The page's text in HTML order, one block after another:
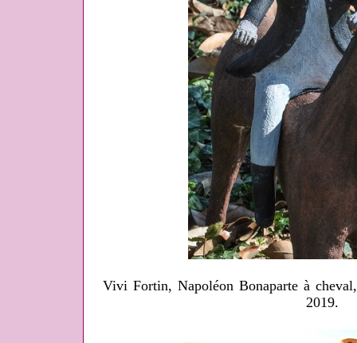
Vivi Fortin, Napoléon Bonaparte à
2019.